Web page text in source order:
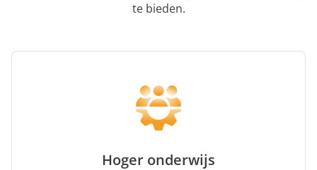
te bieden.
Hoger onderwijs